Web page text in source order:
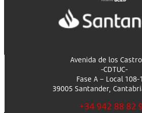
Avenida de los
-CDTUC-
Fase A – Local 108-
39005 Santander,
+34 942 88 82